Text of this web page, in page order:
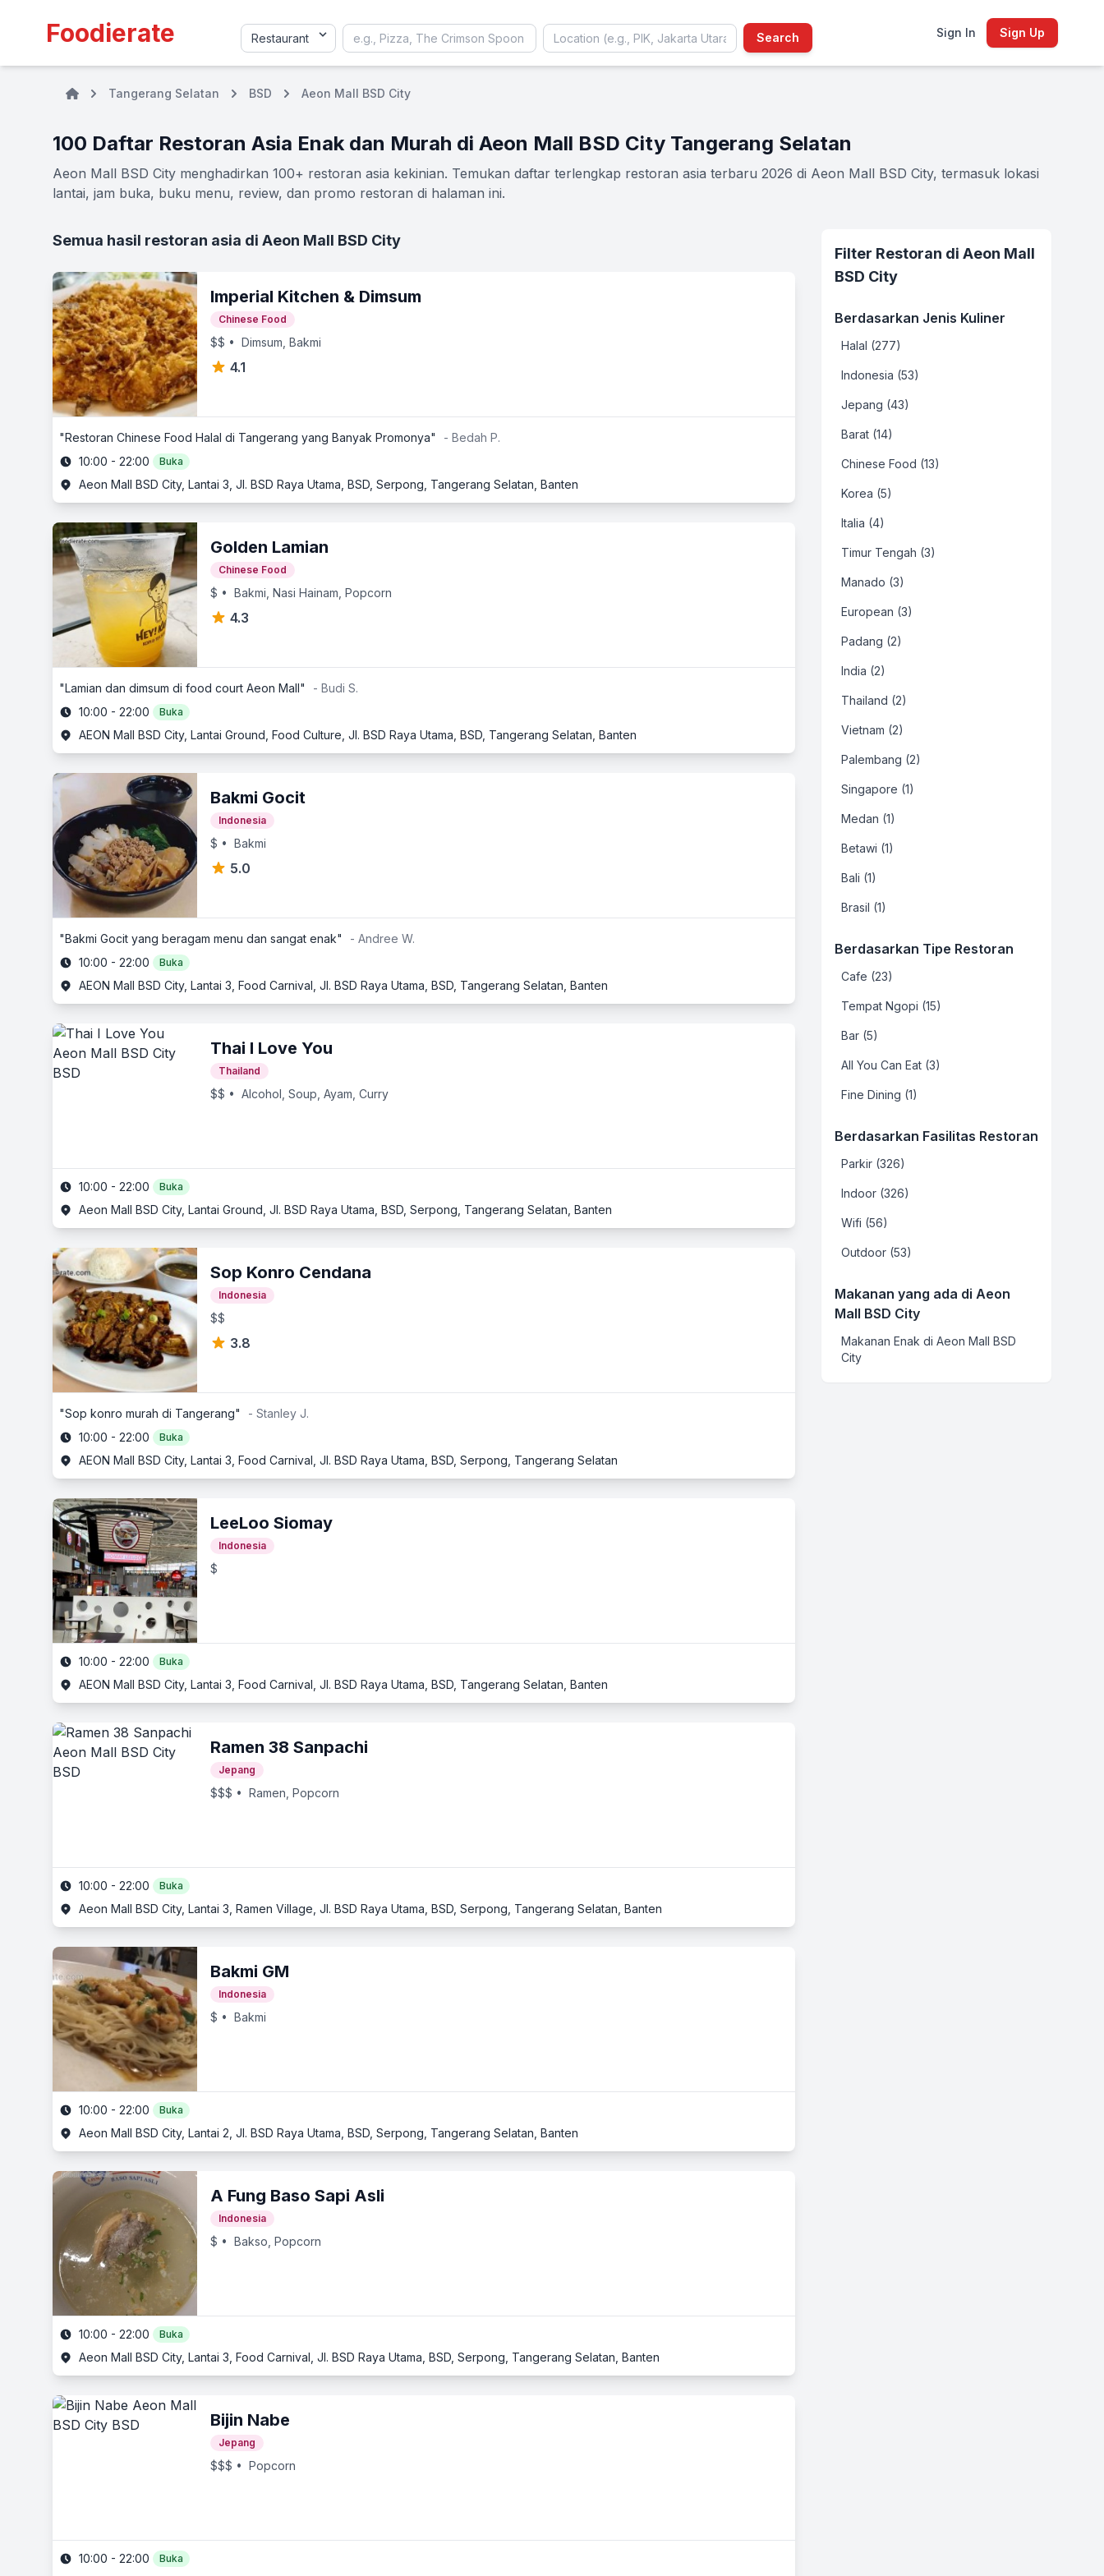
Foodierate Search Sign In Sign Up
Tangerang Selatan BSD Aeon Mall BSD City
100 Daftar Restoran Asia Enak dan Murah di Aeon Mall BSD City Tangerang Selatan
Aeon Mall BSD City menghadirkan 100+ restoran asia kekinian. Temukan daftar terlengkap restoran asia terbaru 2026 di Aeon Mall BSD City, termasuk lokasi
lantai, jam buka, buku menu, review, dan promo restoran di halaman ini.
Semua hasil restoran asia di Aeon Mall BSD City
Imperial Kitchen & Dimsum
Chinese Food
$$ • Dimsum, Bakmi
4.1
"Restoran Chinese Food Halal di Tangerang yang Banyak Promonya"
- Bedah P.
10:00 - 22:00
Buka
Aeon Mall BSD City, Lantai 3, Jl. BSD Raya Utama, BSD, Serpong, Tangerang Selatan, Banten
Golden Lamian
Chinese Food
$ • Bakmi, Nasi Hainam, Popcorn
4.3
"Lamian dan dimsum di food court Aeon Mall"
- Budi S.
10:00 - 22:00
Buka
AEON Mall BSD City, Lantai Ground, Food Culture, Jl. BSD Raya Utama, BSD, Tangerang Selatan, Banten
Bakmi Gocit
Indonesia
$ • Bakmi
5.0
"Bakmi Gocit yang beragam menu dan sangat enak"
- Andree W.
10:00 - 22:00
Buka
AEON Mall BSD City, Lantai 3, Food Carnival, Jl. BSD Raya Utama, BSD, Tangerang Selatan, Banten
Thai I Love You
Thailand
$$ • Alcohol, Soup, Ayam, Curry
10:00 - 22:00 Buka
Aeon Mall BSD City, Lantai Ground, Jl. BSD Raya Utama, BSD, Serpong, Tangerang Selatan, Banten
Sop Konro Cendana
Indonesia
$$
3.8
"Sop konro murah di Tangerang"
- Stanley J.
10:00 - 22:00
Buka
AEON Mall BSD City, Lantai 3, Food Carnival, Jl. BSD Raya Utama, BSD, Serpong, Tangerang Selatan
LeeLoo Siomay
Indonesia
$
10:00 - 22:00 Buka
AEON Mall BSD City, Lantai 3, Food Carnival, Jl. BSD Raya Utama, BSD, Tangerang Selatan, Banten
Ramen 38 Sanpachi
Jepang
$$$ • Ramen, Popcorn
10:00 - 22:00 Buka
Aeon Mall BSD City, Lantai 3, Ramen Village, Jl. BSD Raya Utama, BSD, Serpong, Tangerang Selatan, Banten
Bakmi GM
Indonesia
$ • Bakmi
10:00 - 22:00 Buka
Aeon Mall BSD City, Lantai 2, Jl. BSD Raya Utama, BSD, Serpong, Tangerang Selatan, Banten
A Fung Baso Sapi Asli
Indonesia
$ • Bakso, Popcorn
10:00 - 22:00 Buka
Aeon Mall BSD City, Lantai 3, Food Carnival, Jl. BSD Raya Utama, BSD, Serpong, Tangerang Selatan, Banten
Bijin Nabe
Jepang
$$$ • Popcorn
10:00 - 22:00 Buka
Filter Restoran di Aeon Mall
BSD City
Berdasarkan Jenis Kuliner
Halal (277)
Indonesia (53)
Jepang (43)
Barat (14)
Chinese Food (13)
Korea (5)
Italia (4)
Timur Tengah (3)
Manado (3)
European (3)
Padang (2)
India (2)
Thailand (2)
Vietnam (2)
Palembang (2)
Singapore (1)
Medan (1)
Betawi (1)
Bali (1)
Brasil (1)
Berdasarkan Tipe Restoran
Cafe (23)
Tempat Ngopi (15)
Bar (5)
All You Can Eat (3)
Fine Dining (1)
Berdasarkan Fasilitas Restoran
Parkir (326)
Indoor (326)
Wifi (56)
Outdoor (53)
Makanan yang ada di Aeon
Mall BSD City
Makanan Enak di Aeon Mall BSD
City